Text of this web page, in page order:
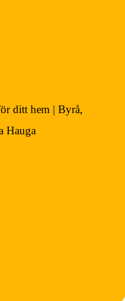
ditt hem | Byrå,
Hauga